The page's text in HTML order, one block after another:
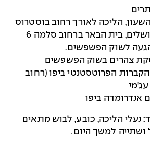
13:00 ככר השעון, הליכה לאורך רחוב בוסטרוס
(רזיאל), שדרות ירושלים, בית הבאר ברחוב סלמה 6
לשוק הפשפשים.
15:00 בית הקברות הפרוטסטנטי ביפו (רחוב
נעלי הליכה, כובע, לבוש מתאים
ושתייה למשך היום.